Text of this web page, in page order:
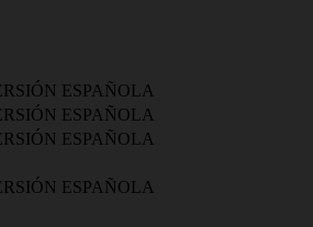
ESPAÑOLA
ESPAÑOLA
ESPAÑOLA
ESPAÑOLA